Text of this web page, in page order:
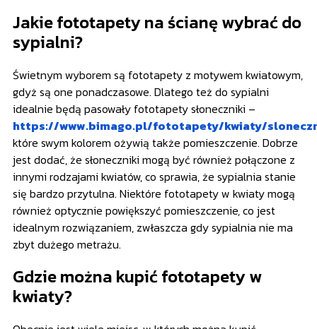
Jakie fototapety na ścianę wybrać do
sypialni?
Świetnym wyborem są fototapety z motywem kwiatowym,
gdyż są one ponadczasowe. Dlatego też do sypialni
idealnie będą pasowały fototapety słoneczniki –
https://www.bimago.pl/fototapety/kwiaty/
które swym kolorem ożywią także pomieszczenie. Dobrze
jest dodać, że słoneczniki mogą być również połączone z
innymi rodzajami kwiatów, co sprawia, że sypialnia stanie
się bardzo przytulna. Niektóre fototapety w kwiaty mogą
również optycznie powiększyć pomieszczenie, co jest
idealnym rozwiązaniem, zwłaszcza gdy sypialnia nie ma
zbyt dużego metrażu.
Gdzie można kupić fototapety w
kwiaty?